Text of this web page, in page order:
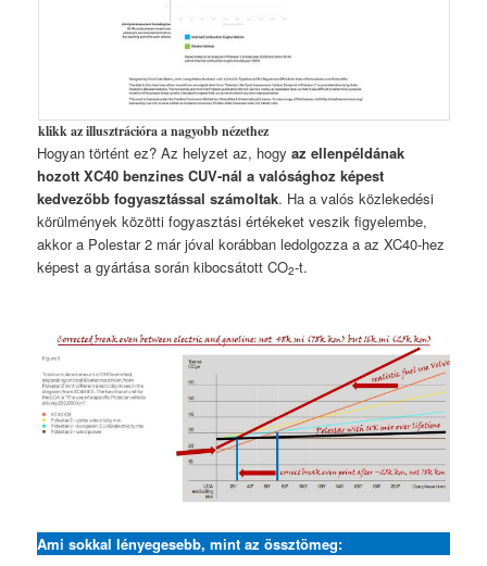
klikk az illusztrációra a nagyobb nézethez
Hogyan történt ez? Az helyzet az, hogyaz ellenpéldának
hozott XC40 benzines CUV-nál a valósághoz képest
kedvezőbb fogyasztással számoltak. Ha a valós közlekedési
körülmények közötti fogyasztási értékeket veszik figyelembe,
akkor a Polestar 2 már jóval korábban ledolgozza a az XC40-hez
képest a gyártása során kibocsátott CO2-t.
Ami sokkal lényegesebb, mint az össztömeg: